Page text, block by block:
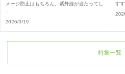
メージ防止はもちろん、紫外線が当たってし
2026/3/19
す
特集一覧